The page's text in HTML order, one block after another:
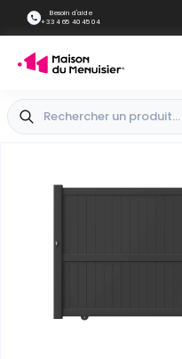
Besoin d'aide
+33 4 65 40 45 04